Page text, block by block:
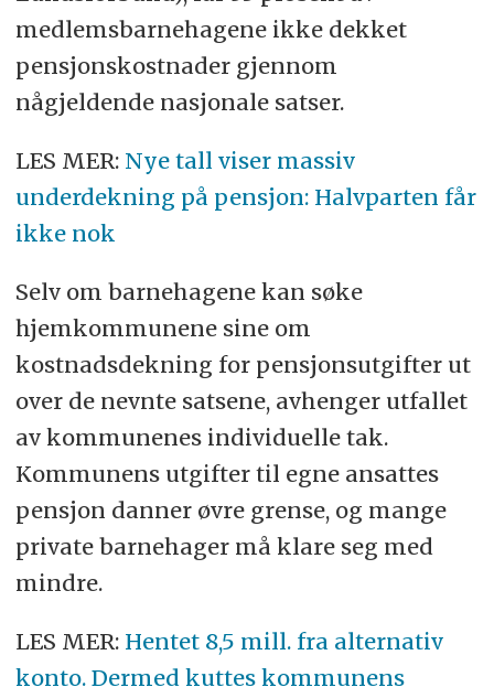
medlemsbarnehagene ikke dekket
pensjonskostnader gjennom
någjeldende nasjonale satser.
LES MER: Nye tall viser massiv
underdekning på pensjon: Halvparten får
ikke nok
Selv om barnehagene kan søke
hjemkommunene sine om
kostnadsdekning for pensjonsutgifter ut
over de nevnte satsene, avhenger utfallet
av kommunenes individuelle tak.
Kommunens utgifter til egne ansattes
pensjon danner øvre grense, og mange
private barnehager må klare seg med
mindre.
LES MER: Hentet 8,5 mill. fra alternativ
konto. Dermed kuttes kommunens